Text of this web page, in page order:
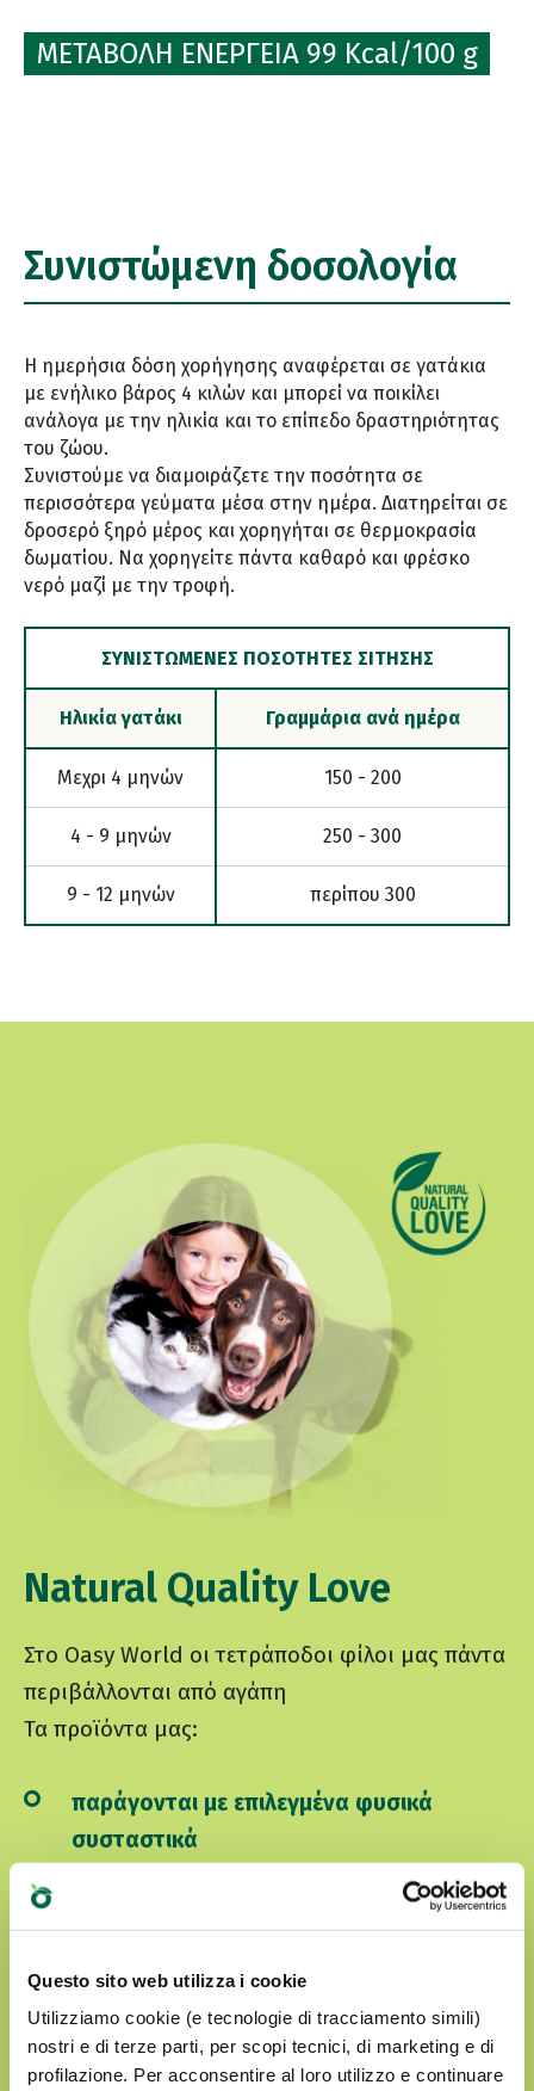
Questo sito web utilizza i cookie
Utilizziamo cookie (e tecnologie di tracciamento simili)
nostri e di terze parti, per scopi tecnici, di marketing e di
profilazione. Per acconsentire al loro utilizzo e continuare
ΜΕΤΑΒΟΛΗ ΕΝΕΡΓΕΙΑ 99 Kcal/100 g
Συνιστώμενη δοσολογία
Η ημερήσια δόση χορήγησης αναφέρεται σε γατάκια
με ενήλικο βάρος 4 κιλών και μπορεί να ποικίλει
ανάλογα με την ηλικία και το επίπεδο δραστηριότητας
του ζώου.
Συνιστούμε να διαμοιράζετε την ποσότητα σε
περισσότερα γεύματα μέσα στην ημέρα. Διατηρείται σε
δροσερό ξηρό μέρος και χορηγήται σε θερμοκρασία
δωματίου. Να χορηγείτε πάντα καθαρό και φρέσκο
νερό μαζί με την τροφή.
ΣΥΝΙΣΤΏΜΕΝΕΣ ΠΟΣΌΤΗΤΕΣ ΣΊΤΗΣΗΣ
Ηλικία γατάκι Γραμμάρια ανά ημέρα
Μεχρι 4 μηνών 150 - 200
4 - 9 μηνών 250 - 300
9 - 12 μηνών περίπου 300
Natural Quality Love
Στο Oasy World οι τετράποδοι φίλοι μας πάντα
περιβάλλονται από αγάπη
Τα προϊόντα μας:
παράγονται με επιλεγμένα φυσικά
συσταστικά
δεν περιέχουν τεχνητά χρώματα ή
αρώματα
δεν περιλαμβάνουν GMO και σόγια
είναι Cruelty free